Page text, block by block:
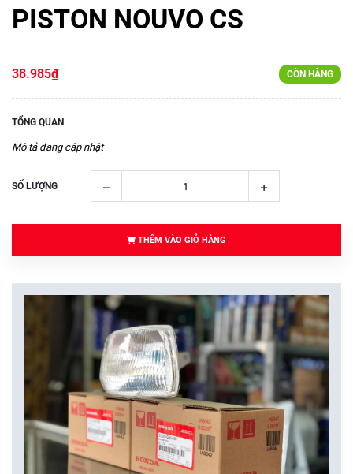
PISTON NOUVO CS
38.985₫ CÒN HÀNG
TỔNG QUAN
Mô tả đang cập nhật
SỐ LƯỢNG
THÊM VÀO GIỎ HÀNG